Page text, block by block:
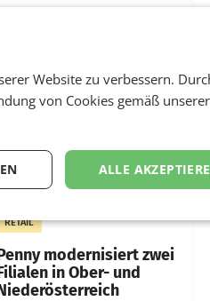
ProSiebenSat.1 hat im Frühjahr
Kostensenkungen
wieder Gewinn
deutlich
RETAIL
modernisiert zwei
in Ober- und
Website zu verbessern.
von Cookies gemäß unserer
ALLE